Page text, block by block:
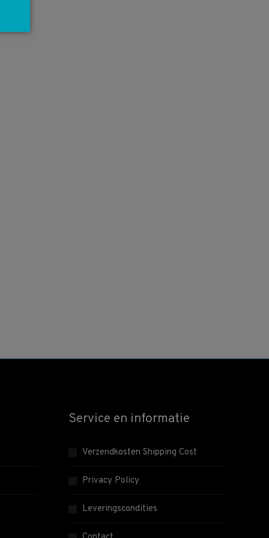
Service en informatie
Verzendkosten Shipping Cost
Privacy Policy
Leveringscondities